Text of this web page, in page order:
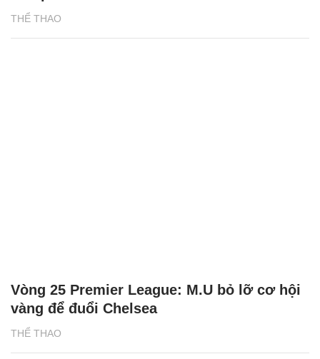
THỂ THAO
THỂ THAO
Vòng 25 Premier League: M.U bỏ lỡ cơ hội
vàng để đuổi Chelsea